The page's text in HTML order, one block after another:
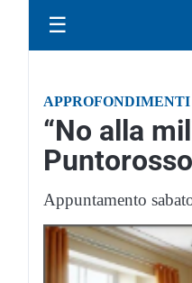
☰
APPROFONDIMENTI
“No alla
Puntorosso
Appuntamento